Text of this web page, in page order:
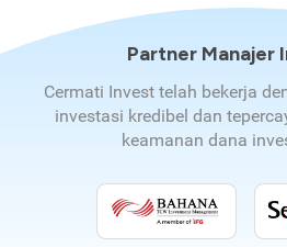
Partner Manajer
Cermati Invest telah bekerja
investasi kredibel dan
keamanan dana